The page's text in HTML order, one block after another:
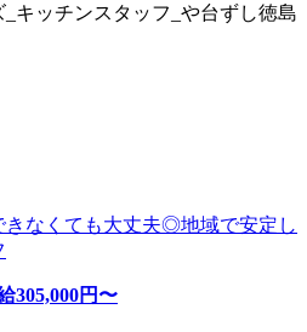
キッチンスタッフ_や台ずし徳島
きなくても大丈夫◎地域で安定し
305,000円〜